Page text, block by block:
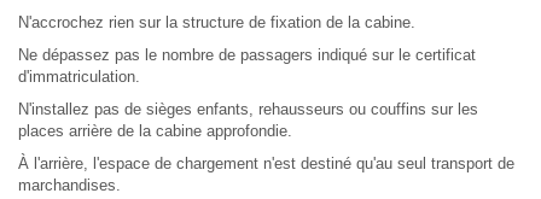
N'accrochez rien sur la structure de fixation de la cabine.
Ne dépassez pas le nombre de passagers indiqué sur le certificat
d'immatriculation.
N'installez pas de sièges enfants, rehausseurs ou couffins sur les
places arrière de la cabine approfondie.
À l'arrière, l'espace de chargement n'est destiné qu'au seul transport de
marchandises.